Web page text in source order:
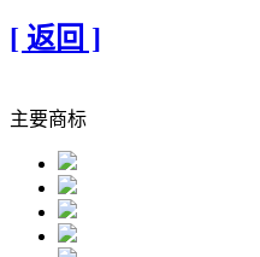
[ 返回 ]
主要商标